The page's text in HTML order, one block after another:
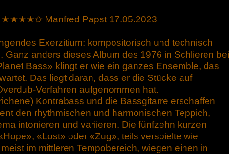
★★★★✩ Manfred Papst 17.05.2023
Exerzitium: kompositorisch und technisch
anders dieses Album des 1976 in Schlieren bei
Bass» klingt er wie ein ganzes Ensemble, das
Das liegt daran, dass er die Stücke auf
Verfahren aufgenommen hat.
Kontrabass und die Bassgitarre erschaffen
den rhythmischen und harmonischen Teppich,
intonieren und variieren. Die fünfzehn kurzen
«Lost» oder «Zug», teils verspielte wie
im mittleren Tempobereich, wiegen einen in